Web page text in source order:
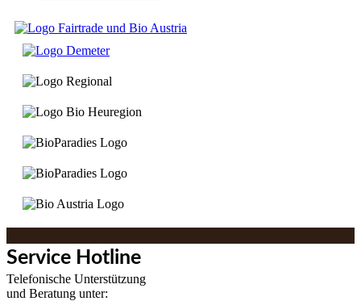
Service Hotline
Telefonische Unterstützung
und Beratung unter: